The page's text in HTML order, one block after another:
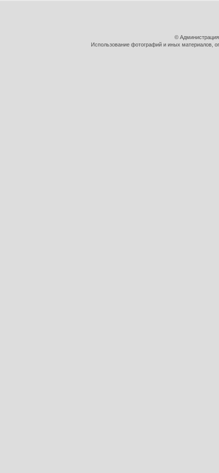
©
Использование фотографий и иных материалов,